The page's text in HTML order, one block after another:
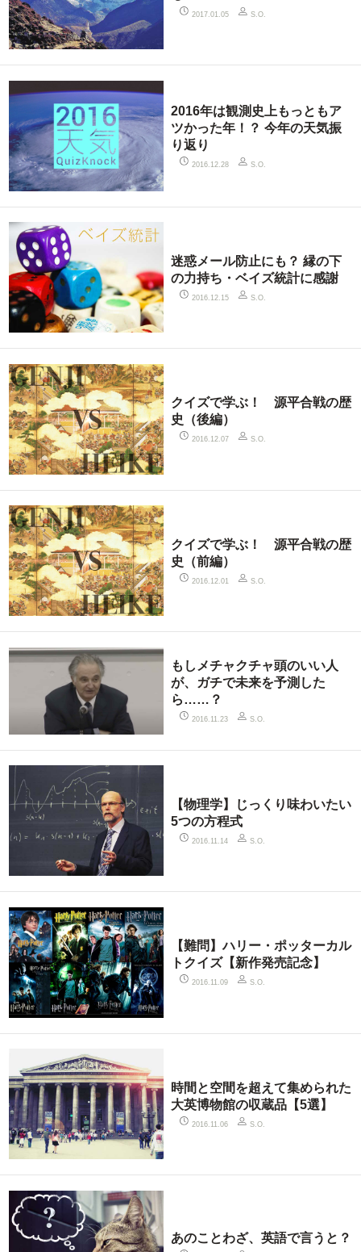
2017.01.05 S.O.
2016年は観測史上もっともア
ツかった年！？ 今年の天気振
り返り
2016.12.28 S.O.
迷惑メール防止にも？ 縁の下
の力持ち・ベイズ統計に感謝
2016.12.15 S.O.
クイズで学ぶ！ 源平合戦の歴
史（後編）
2016.12.07 S.O.
クイズで学ぶ！ 源平合戦の歴
史（前編）
2016.12.01 S.O.
もしメチャクチャ頭のいい人
が、ガチで未来を予測した
ら……？
2016.11.23 S.O.
【物理学】じっくり味わいたい
5つの方程式
2016.11.14 S.O.
【難問】ハリー・ポッターカル
トクイズ【新作発売記念】
2016.11.09 S.O.
時間と空間を超えて集められた
大英博物館の収蔵品【5選】
2016.11.06 S.O.
あのことわざ、英語で言うと？